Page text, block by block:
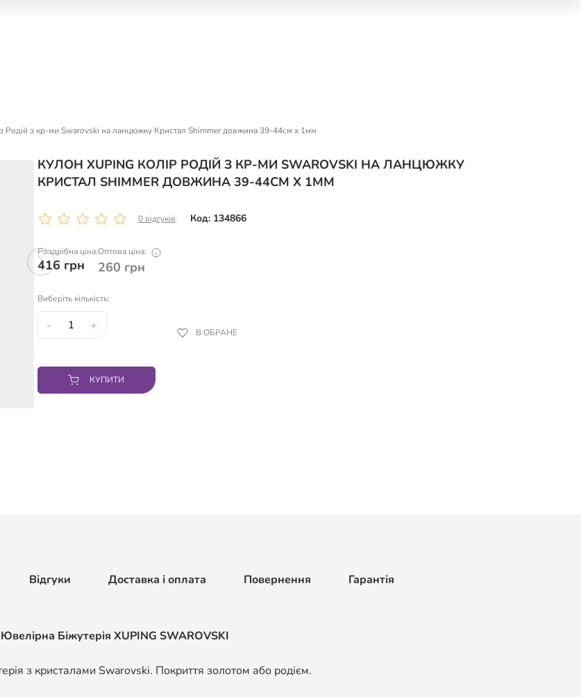
Родій з кр-ми Swarovski на ланцюжку Кристал Shimmer довжина 39-44см х 1мм
КУЛОН XUPING КОЛІР РОДІЙ З КР-МИ SWAROVSKI НА ЛАНЦЮЖКУ
КРИСТАЛ SHIMMER ДОВЖИНА 39-44СМ Х 1ММ
0 відгуків Код: 134866
Роздрібна ціна:
416 грн
Оптова ціна:
260 грн
Виберіть кількість:
- + В ОБРАНЕ
КУПИТИ
Відгуки Доставка і оплата Повернення Гарантія
Ювелірна Біжутерія XUPING SWAROVSKI
з кристалами Swarovski. Покриття золотом або родієм.